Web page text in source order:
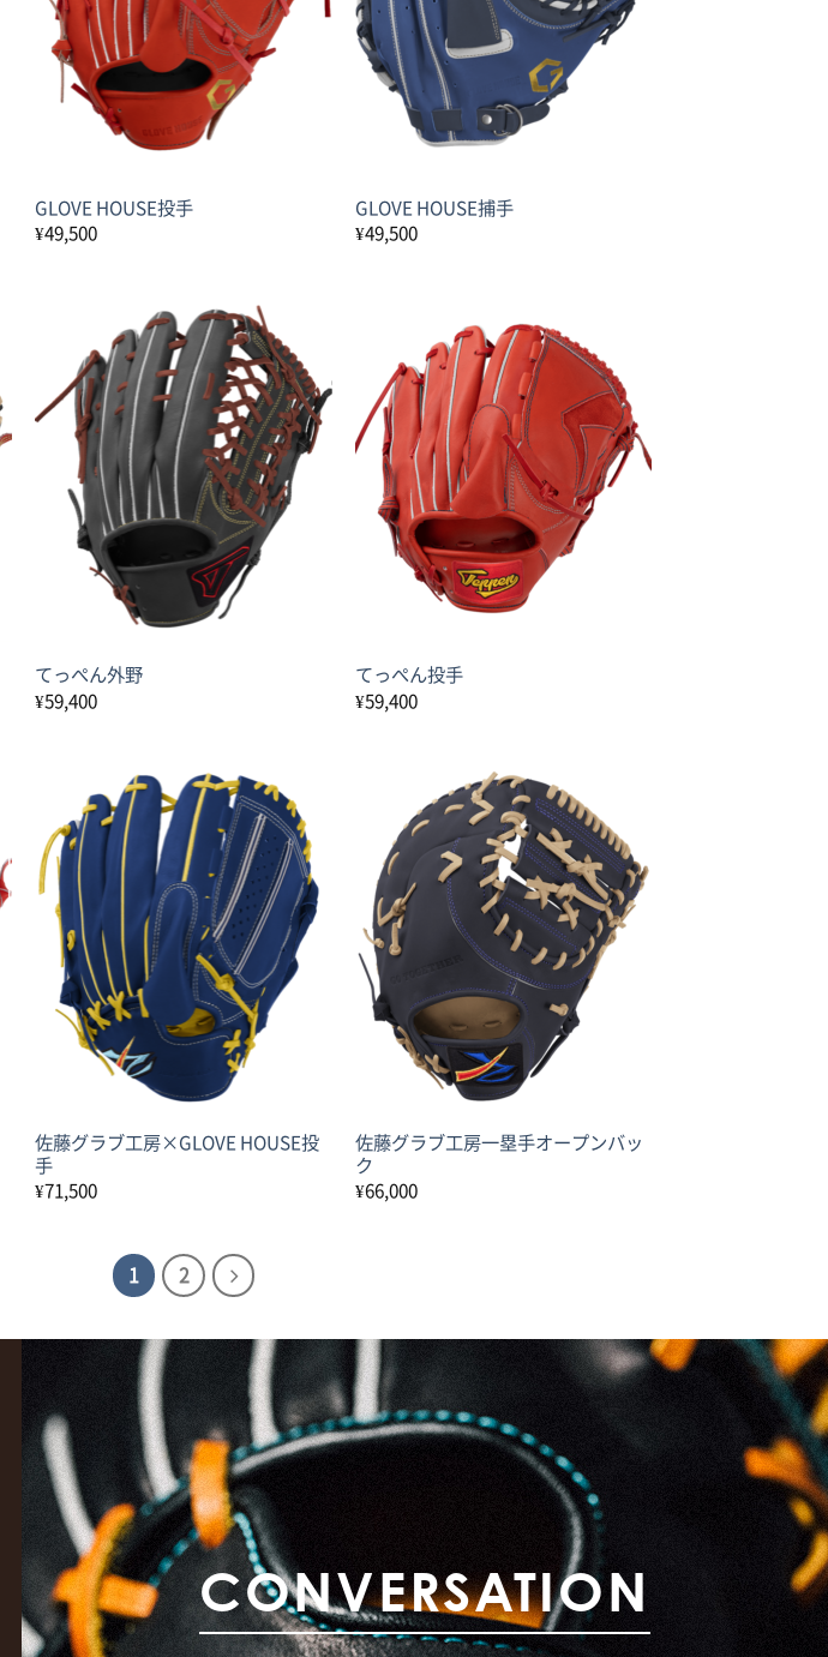
GLOVE HOUSE投手
¥49,500
GLOVE HOUSE捕手
¥49,500
てっぺん外野
¥59,400
てっぺん投手
¥59,400
佐藤グラブ工房×GLOVE HOUSE投
手
¥71,500
佐藤グラブ工房一塁手オープンバッ
ク
¥66,000
1 2
CONVERSATION